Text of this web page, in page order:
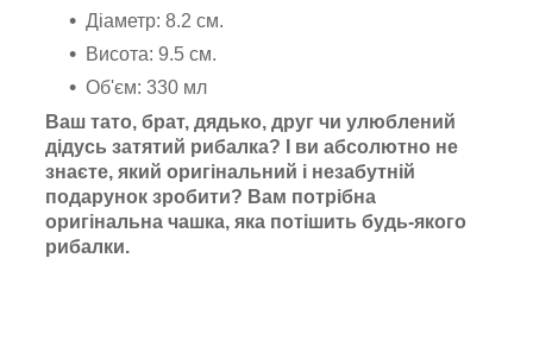
Діаметр: 8.2 см.
Висота: 9.5 см.
Об'єм: 330 мл
Ваш тато, брат, дядько, друг чи улюблений
дідусь затятий рибалка? І ви абсолютно не
знаєте, який оригінальний і незабутній
подарунок зробити? Вам потрібна
оригінальна чашка, яка потішить будь-якого
рибалки.